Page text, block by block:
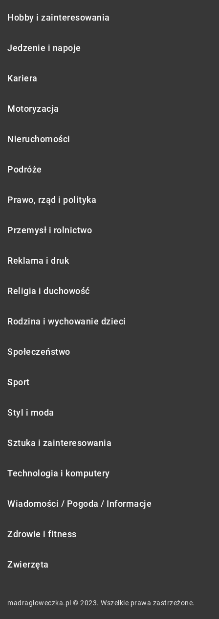
Hobby i zainteresowania
Jedzenie i napoje
Kariera
Motoryzacja
Nieruchomości
Podróże
Prawo, rząd i polityka
Przemysł i rolnictwo
Reklama i druk
Religia i duchowość
Rodzina i wychowanie dzieci
Społeczeństwo
Sport
Styl i moda
Sztuka i zainteresowania
Technologia i komputery
Wiadomości / Pogoda / Informacje
Zdrowie i fitness
Zwierzęta
madragloweczka.pl © 2023. Wszelkie prawa zastrzeżone.